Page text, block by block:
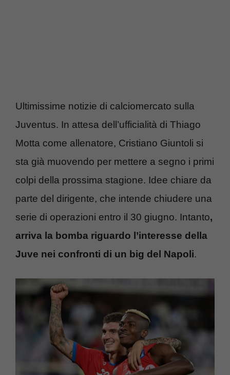
Ultimissime notizie di calciomercato sulla
Juventus. In attesa dell’ufficialità di Thiago
Motta come allenatore, Cristiano Giuntoli si
sta già muovendo per mettere a segno i primi
colpi della prossima stagione. Idee chiare da
parte del dirigente, che intende chiudere una
serie di operazioni entro il 30 giugno. Intanto,
arriva la bomba riguardo l’interesse della
Juve nei confronti di un big del Napoli.